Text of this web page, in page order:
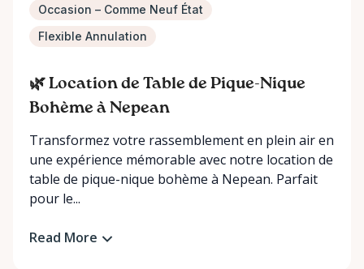
Occasion – Comme Neuf État
Flexible Annulation
🌿 Location de Table de Pique-Nique
Bohème à Nepean
Transformez votre rassemblement en plein air en
une expérience mémorable avec notre location de
table de pique-nique bohème à Nepean. Parfait
pour le...
Read More